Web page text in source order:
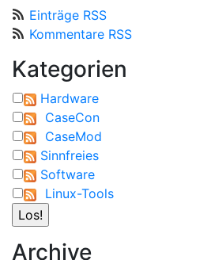
Einträge RSS
Kommentare RSS
Kategorien
Hardware
CaseCon
CaseMod
Sinnfreies
Software
Linux-Tools
Archive